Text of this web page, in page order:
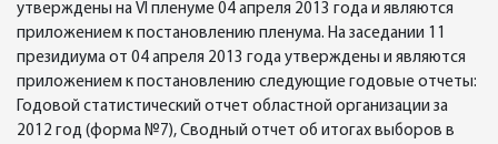
утверждены на VI пленуме 04 апреля 2013 года и являются
приложением к постановлению пленума. На заседании 11
президиума от 04 апреля 2013 года утверждены и являются
приложением к постановлению следующие годовые отчеты:
Годовой статистический отчет областной организации за
2012 год (форма №7), Сводный отчет об итогах выборов в